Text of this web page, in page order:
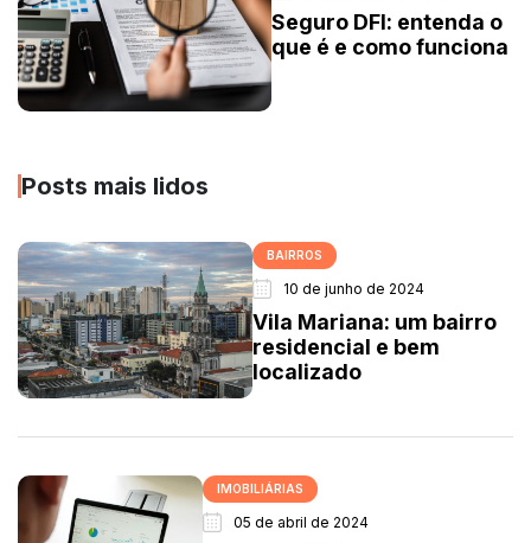
Seguro DFI: entenda o
que é e como funciona
Posts mais lidos
BAIRROS
10 de junho de 2024
Vila Mariana: um bairro
residencial e bem
localizado
IMOBILIÁRIAS
05 de abril de 2024